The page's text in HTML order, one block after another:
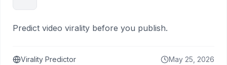
Predict video virality before you publish.
Virality Predictor May 25, 2026